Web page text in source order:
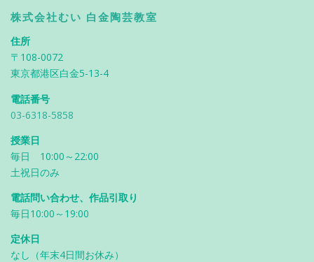
株式会社むい 白金陶芸教室
住所
〒108-0072
東京都港区白金5-13-4
電話番号
03-6318-5858
授業日
毎日 10:00～22:00
土祝日のみ
電話問い合わせ、作品引取り
毎日10:00～19:00
定休日
なし（年末4日間お休み）